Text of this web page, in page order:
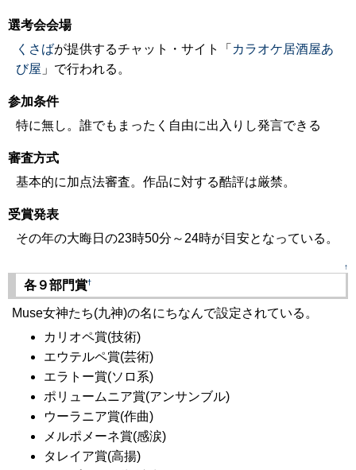
選考会会場
くさばが提供するチャット・サイト「 カラオケ居酒屋あ
び屋 」で行われる。
参加条件
特に無し。誰でもまったく自由に出入りし発言できる
審査方式
基本的に加点法審査。作品に対する酷評は厳禁。
受賞発表
その年の大晦日の23時50分～24時が目安となっている。
↑
各９部門賞†
Muse女神たち(九神)の名にちなんで設定されている。
カリオペ賞(技術)
エウテルペ賞(芸術)
エラトー賞(ソロ系)
ポリュームニア賞(アンサンブル)
ウーラニア賞(作曲)
メルポメーネ賞(感涙)
タレイア賞(高揚)